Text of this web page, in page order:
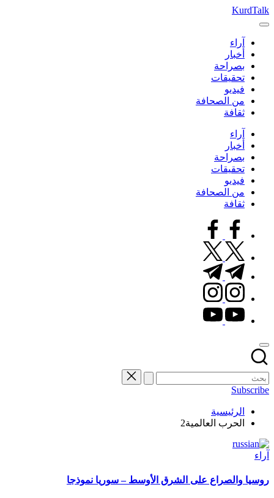
التجاوز
إلى
KurdTalk
كوردتوك
اخبار
كردية
آراء
أخبار
بصراحة
تحقيقات
فيديو
من الصحافة
ثقافة
آراء
أخبار
بصراحة
تحقيقات
فيديو
من الصحافة
ثقافة
facebook.com
twitter.com
t.me
instagram.com
youtube.com
Subscribe
الرئيسية
الحرب العالمية2
نُشر
آراء
روسيا والصراع على الشرق الأوسط – سوريا نموذجا